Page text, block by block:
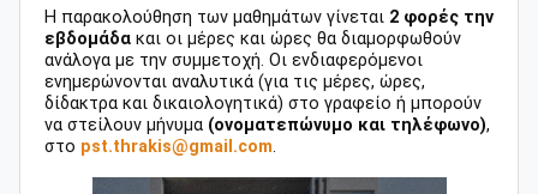
H παρακολούθηση των μαθημάτων γίνεται 2 φορές την
εβδομάδα και οι μέρες και ώρες θα διαμορφωθούν
ανάλογα με την συμμετοχή. Οι ενδιαφερόμενοι
ενημερώνονται αναλυτικά (για τις μέρες, ώρες,
δίδακτρα και δικαιολογητικά) στο γραφείο ή μπορούν
να στείλουν μήνυμα (ονοματεπώνυμο και τηλέφωνο),
στο pst.thrakis@gmail.com.